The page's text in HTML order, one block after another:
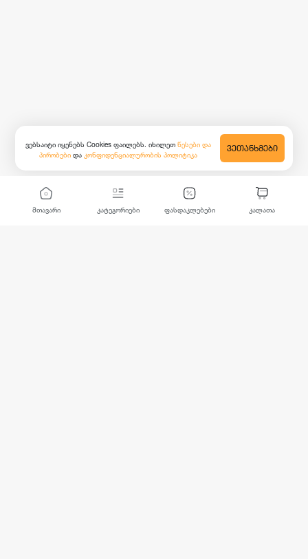
მთავარი კატეგორიები ფასდაკლებები კალათა
ვებსაიტი იყენებს Cookies ფაილებს. იხილეთ წესები და
პირობები და კონფიდენციალურობის პოლიტიკა
ᲕᲔᲗᲐᲜᲮᲛᲔᲑᲘ